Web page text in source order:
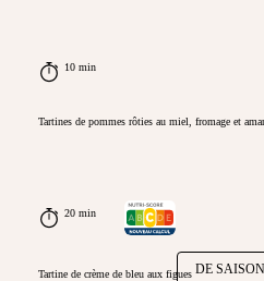
10 min
Tartines de pommes rôties au miel, fromage et
20 min
DE SAISON
Tartine de crème de bleu aux figues